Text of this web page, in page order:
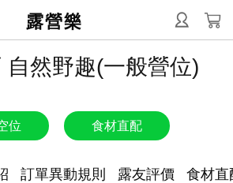
露營樂
自然野趣(一般營位)
位 食材直配
訂單異動規則 露友評價 食材直